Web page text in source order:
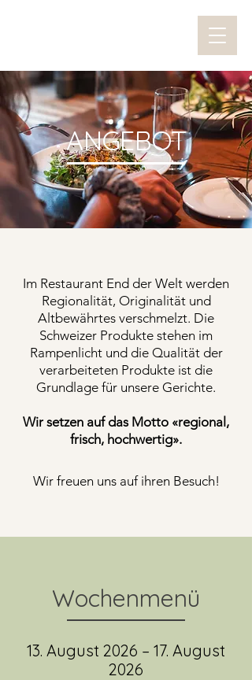
ANGEBOT
Im Restaurant End der Welt werden
Regionalität, Originalität und
Altbewährtes verschmelzt. Die
Schweizer Produkte stehen im
Rampenlicht und die Qualität der
verarbeiteten Produkte ist die
Grundlage für unsere Gerichte.
Wir setzen auf das Motto «regional,
frisch, hochwertig».
Wir freuen uns auf ihren Besuch!
Wochenmenü
13. August 2026 – 17. August
2026